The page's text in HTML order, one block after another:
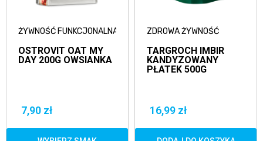
ŻYWNOŚĆ FUNKCJONALNA
OSTROVIT OAT MY
DAY 200G OWSIANKA
7,90 zł
ZDROWA ŻYWNOŚĆ
TARGROCH IMBIR
KANDYZOWANY
PŁATEK 500G
16,99 zł